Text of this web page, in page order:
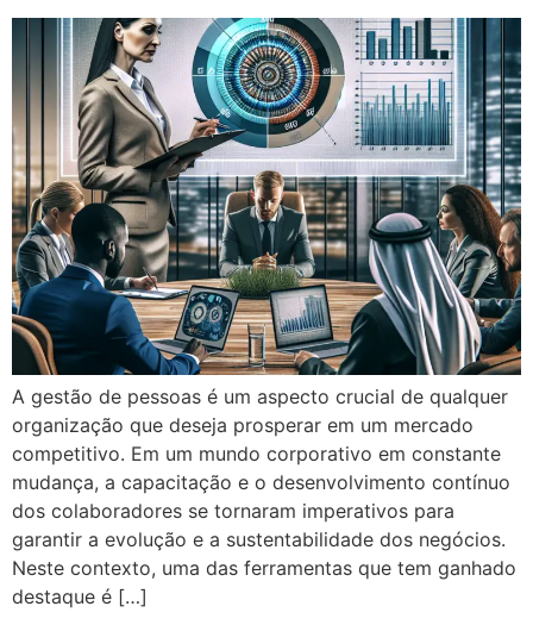
A gestão de pessoas é um aspecto crucial de qualquer
organização que deseja prosperar em um mercado
competitivo. Em um mundo corporativo em constante
mudança, a capacitação e o desenvolvimento contínuo
dos colaboradores se tornaram imperativos para
garantir a evolução e a sustentabilidade dos negócios.
Neste contexto, uma das ferramentas que tem ganhado
destaque é […]